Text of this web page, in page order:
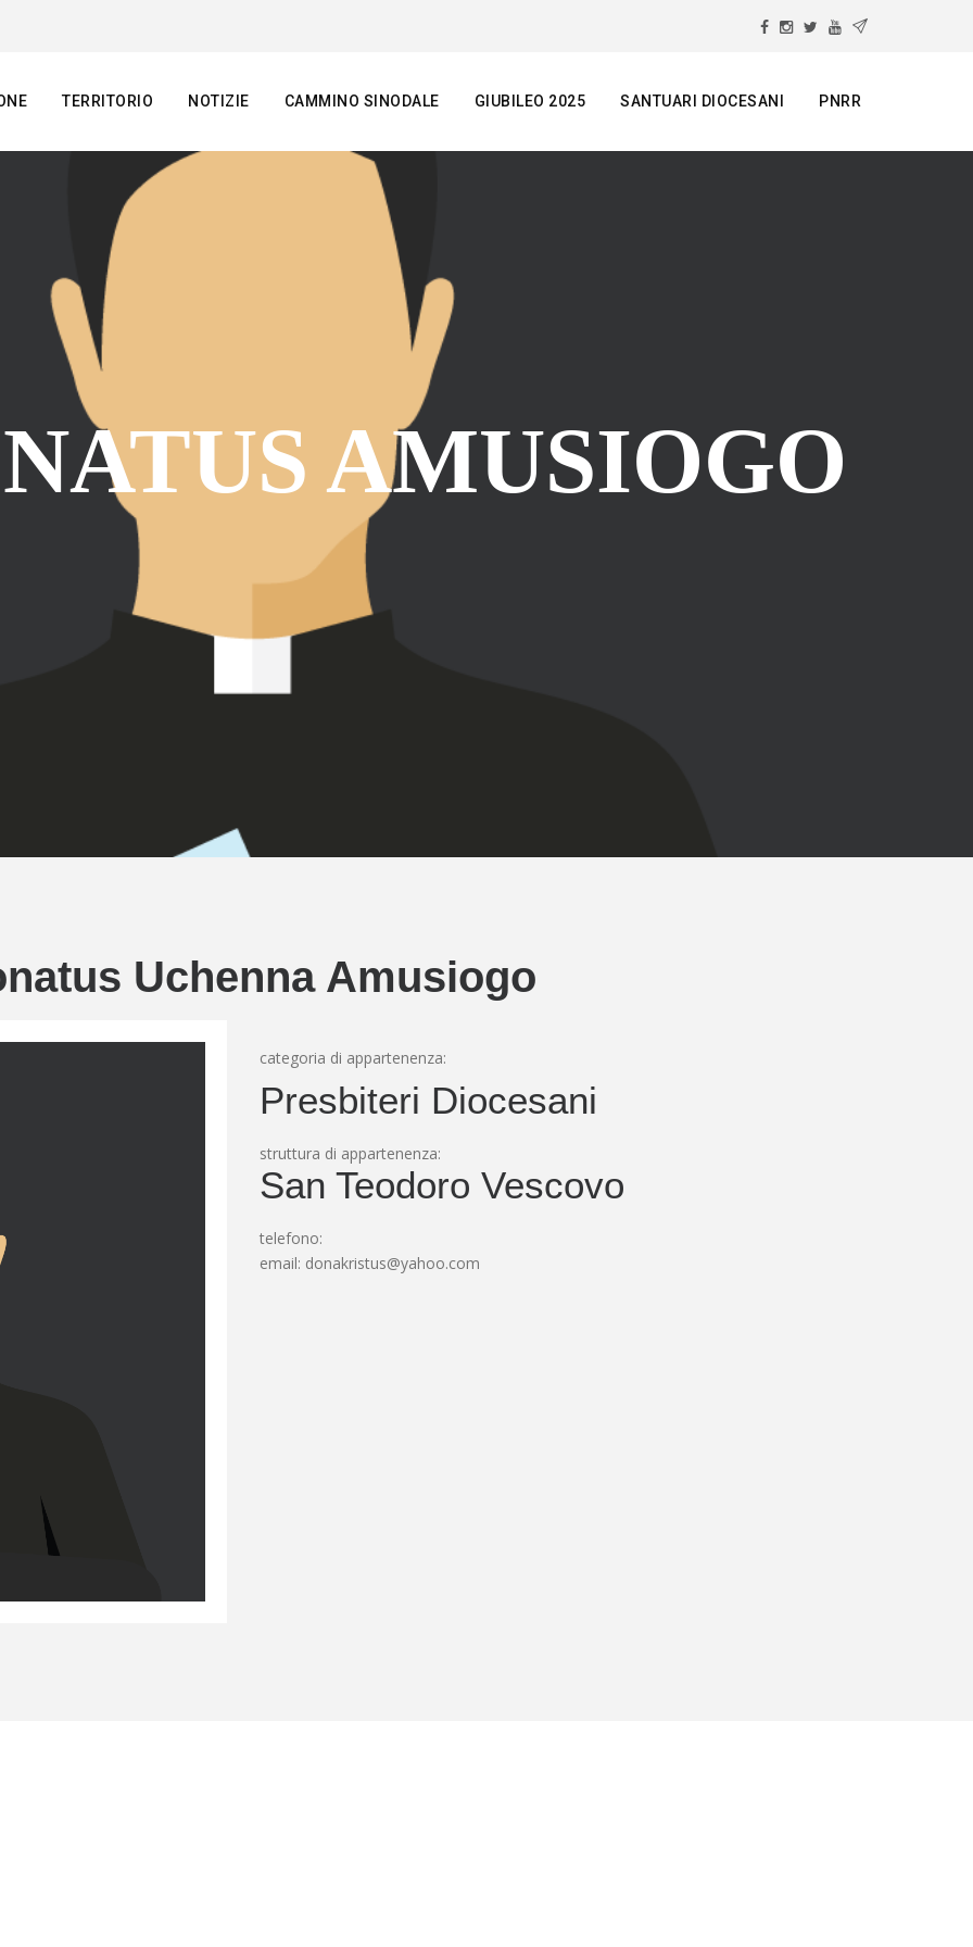
TERRITORIO NOTIZIE CAMMINO SINODALE GIUBILEO 2025 SANTUARI DIOCESANI PNRR
AMUSIOGO
Uchenna Amusiogo
categoria di appartenenza:
Presbiteri Diocesani
struttura di appartenenza:
San Teodoro Vescovo
telefono:
email: donakristus@yahoo.com